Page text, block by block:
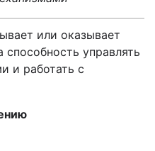
или оказывает
способность управлять
и работать с